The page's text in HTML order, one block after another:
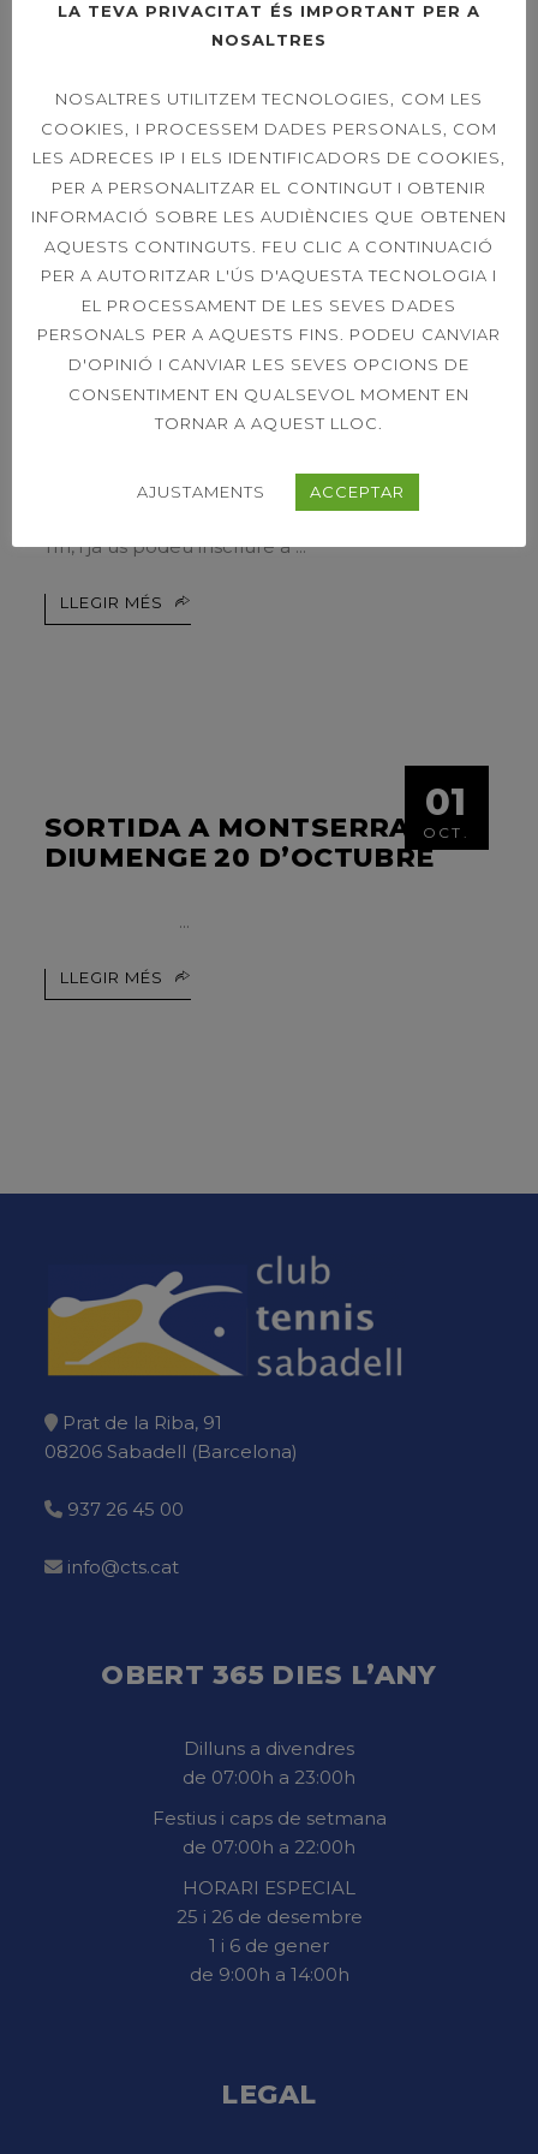
09
OCT.
DISSABTE 19 D’OCTUBRE, DIA
MUNDIAL DEL CÀNCER DE
MAMA, ESPECIAL PILATES I
BALL
El dissabte 19 d'octubre, en motiu del Dia
activitat especial de Pilates i ball perquè el més
important és cuidar-se. L’activitat es farà de 9.30 a
11h, i ja us podeu inscriure a
LLEGIR MÉS
01
OCT.
SORTIDA A MONTSERRAT.
DIUMENGE 20 D’OCTUBRE
LLEGIR MÉS
Prat de la Riba, 91
08206 Sabadell (Barcelona)
937 26 45 00
info@cts.cat
OBERT 365 DIES L’ANY
Dilluns a divendres
de 07:00h a 23:00h
Festius i caps de setmana
de 07:00h a 22:00h
HORARI ESPECIAL
25 i 26 de desembre
1 i 6 de gener
de 9:00h a 14:00h
LEGAL
LA TEVA PRIVACITAT ÉS IMPORTANT PER A
NOSALTRES
NOSALTRES UTILITZEM TECNOLOGIES, COM LES
COOKIES, I PROCESSEM DADES PERSONALS, COM
LES ADRECES IP I ELS IDENTIFICADORS DE COOKIES,
PER A PERSONALITZAR EL CONTINGUT I OBTENIR
INFORMACIÓ SOBRE LES AUDIÈNCIES QUE OBTENEN
AQUESTS CONTINGUTS. FEU CLIC A CONTINUACIÓ
PER A AUTORITZAR L'ÚS D'AQUESTA TECNOLOGIA I
EL PROCESSAMENT DE LES SEVES DADES
PERSONALS PER A AQUESTS FINS. PODEU CANVIAR
D'OPINIÓ I CANVIAR LES SEVES OPCIONS DE
CONSENTIMENT EN QUALSEVOL MOMENT EN
TORNAR A AQUEST LLOC.
AJUSTAMENTS ACCEPTAR